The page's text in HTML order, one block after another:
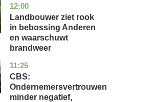
12:00
drenthe
nieuws
Landbouwer ziet rook
in bebossing Anderen
en waarschuwt
brandweer
11:25
zuid-
holland
economie
CBS:
Ondernemersvertrouwen
minder negatief,